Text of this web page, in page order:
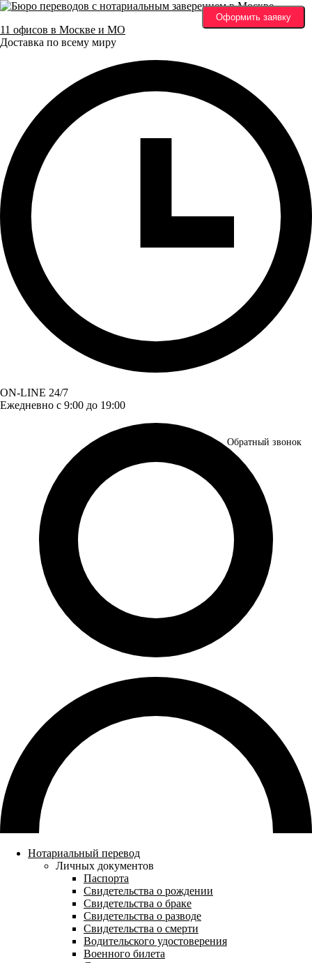
11 офисов в Москве и МО
Доставка по всему миру
ON-LINE 24/7
Ежедневно с 9:00 до 19:00
Оформить заявку
Обратный звонок
Нотариальный перевод
Личных документов
Паспорта
Свидетельства о рождении
Свидетельства о браке
Свидетельства о разводе
Свидетельства о смерти
Водительского удостоверения
Военного билета